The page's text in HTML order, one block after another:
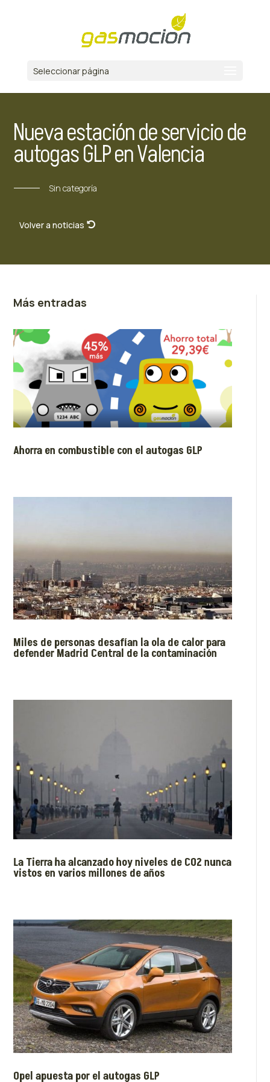
Seleccionar página
Nueva estación de servicio de
autogas GLP en Valencia
Sin categoría
Volver a noticias
Más entradas
Ahorra en combustible con el autogas GLP
Miles de personas desafían la ola de calor para
defender Madrid Central de la contaminación
La Tierra ha alcanzado hoy niveles de CO2 nunca
vistos en varios millones de años
Opel apuesta por el autogas GLP